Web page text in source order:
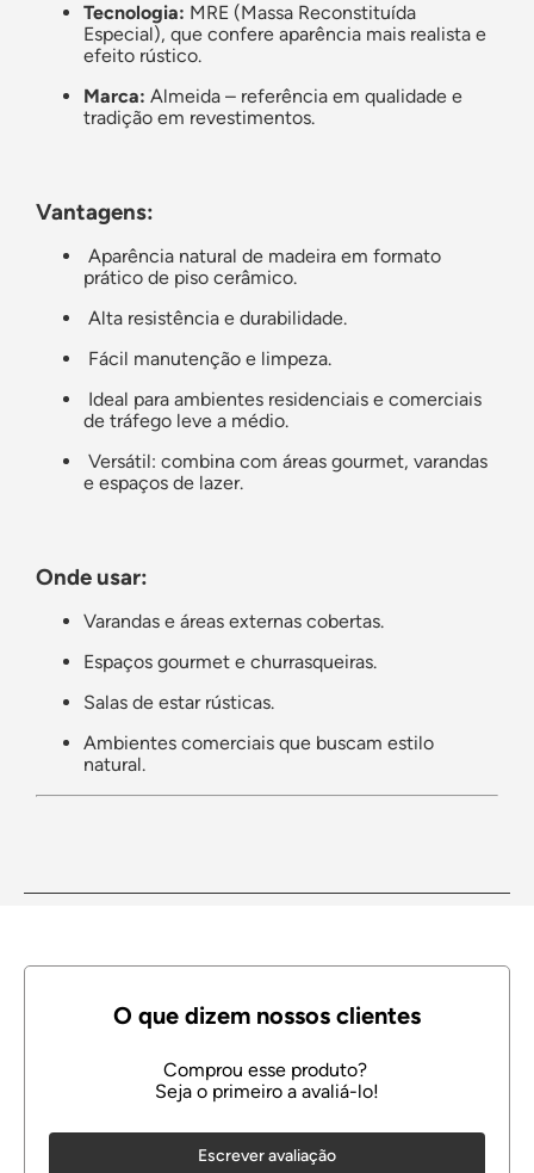
Tecnologia: MRE (Massa Reconstituída
Especial), que confere aparência mais realista e
efeito rústico.
Marca: Almeida – referência em qualidade e
tradição em revestimentos.
Vantagens:
Aparência natural de madeira em formato
prático de piso cerâmico.
Alta resistência e durabilidade.
Fácil manutenção e limpeza.
Ideal para ambientes residenciais e comerciais
de tráfego leve a médio.
Versátil: combina com áreas gourmet, varandas
e espaços de lazer.
Onde usar:
Varandas e áreas externas cobertas.
Espaços gourmet e churrasqueiras.
Salas de estar rústicas.
Ambientes comerciais que buscam estilo
natural.
Escrever avaliação